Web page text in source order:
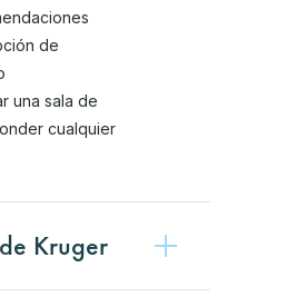
de
una sala de
cualquier
Kruger